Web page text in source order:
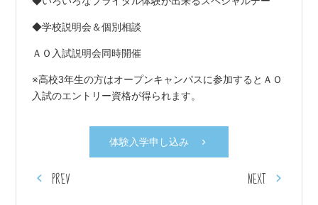
◆学校説明会＆個別相談
ＡＯ入試説明会同時開催
※高校3年生の方はオープンキャンパスに参加するとＡＯ
入試のエントリー資格が得られます。
体験入学申し込み
PREV NEXT